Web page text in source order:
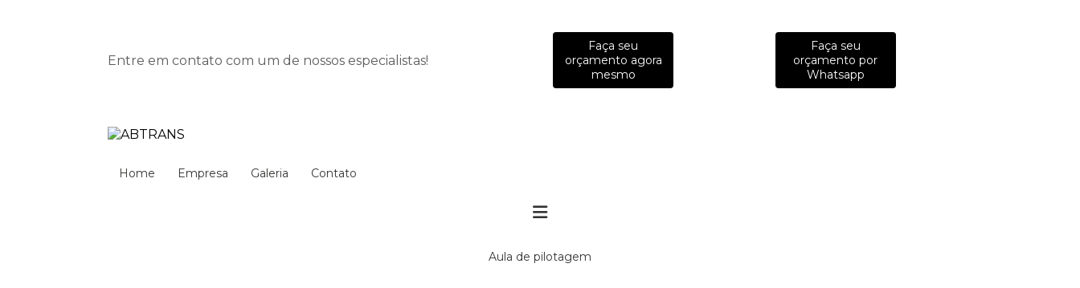
Entre em contato com um de nossos especialistas!
Faça seu
orçamento agora
mesmo
Faça seu
orçamento por
Whatsapp
Home Empresa Galeria Contato
aula de pilotagem